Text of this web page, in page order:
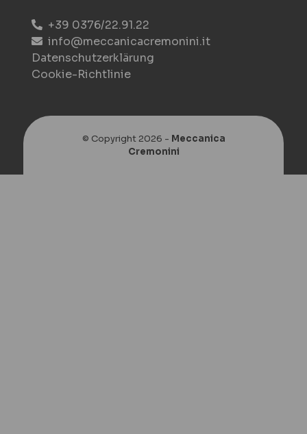
+39 0376/22.91.22
info@meccanicacremonini.it
Datenschutzerklärung
Cookie-Richtlinie
© Copyright 2026 - Meccanica
Cremonini